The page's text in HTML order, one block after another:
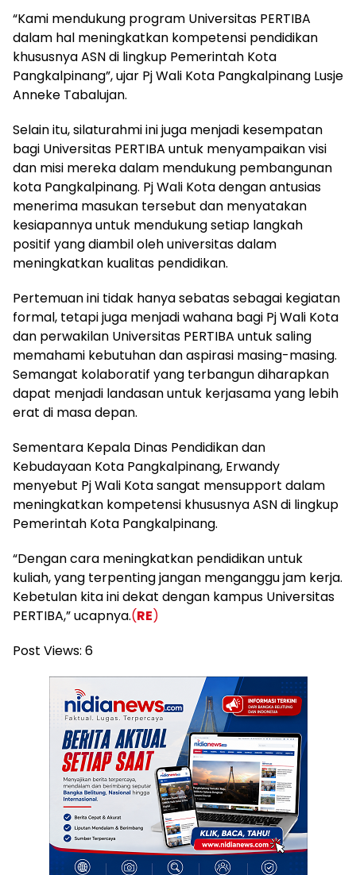
“Kami mendukung program Universitas PERTIBA
dalam hal meningkatkan kompetensi pendidikan
khususnya ASN di lingkup Pemerintah Kota
Pangkalpinang”, ujar Pj Wali Kota Pangkalpinang Lusje
Anneke Tabalujan.
Selain itu, silaturahmi ini juga menjadi kesempatan
bagi Universitas PERTIBA untuk menyampaikan visi
dan misi mereka dalam mendukung pembangunan
kota Pangkalpinang. Pj Wali Kota dengan antusias
menerima masukan tersebut dan menyatakan
kesiapannya untuk mendukung setiap langkah
positif yang diambil oleh universitas dalam
meningkatkan kualitas pendidikan.
Pertemuan ini tidak hanya sebatas sebagai kegiatan
formal, tetapi juga menjadi wahana bagi Pj Wali Kota
dan perwakilan Universitas PERTIBA untuk saling
memahami kebutuhan dan aspirasi masing-masing.
Semangat kolaboratif yang terbangun diharapkan
dapat menjadi landasan untuk kerjasama yang lebih
erat di masa depan.
Sementara Kepala Dinas Pendidikan dan
Kebudayaan Kota Pangkalpinang, Erwandy
menyebut Pj Wali Kota sangat mensupport dalam
meningkatkan kompetensi khususnya ASN di lingkup
Pemerintah Kota Pangkalpinang.
“Dengan cara meningkatkan pendidikan untuk
kuliah, yang terpenting jangan menganggu jam kerja.
Kebetulan kita ini dekat dengan kampus Universitas
PERTIBA,” ucapnya.(RE)
Post Views: 6